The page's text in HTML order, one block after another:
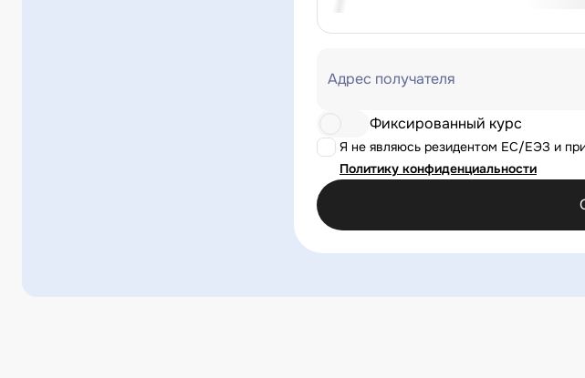
Адрес получателя
Я не являюсь резидентом ЕС/ЕЭЗ и
Политику конфиденциальности
Фиксированный курс